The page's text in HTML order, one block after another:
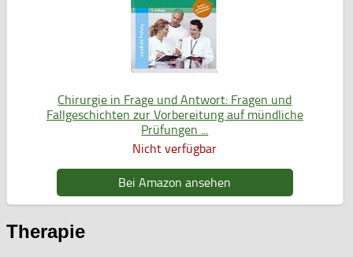
Chirurgie in Frage und Antwort: Fragen und
Fallgeschichten zur Vorbereitung auf mündliche
Prüfungen ...
Nicht verfügbar
Bei Amazon ansehen
Therapie